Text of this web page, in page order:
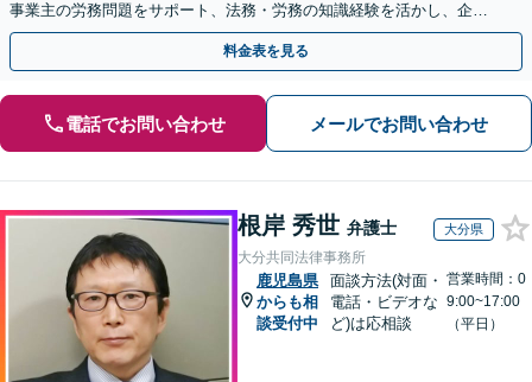
事業主の労務問題をサポート、法務・労務の知識経験を活かし、企業
側から御社の労働問題解決に尽力します。
料金表を見る
電話でお問い合わせ メールでお問い合わせ
根岸 秀世 弁護士 大分県
大分共同法律事務所
鹿児島県
からも相
談受付中
面談方法(対面・
電話・ビデオな
ど)は応相談
営業時間：0
9:00~17:00
（平日）